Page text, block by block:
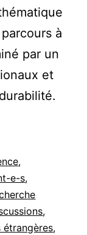
à
par un
et
,
e-s,
,
étrangères,